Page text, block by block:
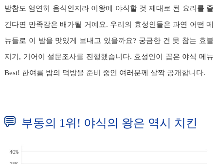
밤참도 엄연히 음식인지라 이왕에 야식할 것 제대로 된 요리를 즐
긴다면 만족감은 배가될 거예요. 우리의 효성인들은 과연 어떤 메
뉴들로 이 밤을 맛있게 보내고 있을까요? 궁금한 건 못 참는 효블
지기, 기어이 설문조사를 진행했습니다. 효성인이 꼽은 야식 메뉴
Best! 한여름 밤의 먹방을 준비 중인 여러분께 살짝 공개합니다.
부동의 1위! 야식의 왕은 역시 치킨